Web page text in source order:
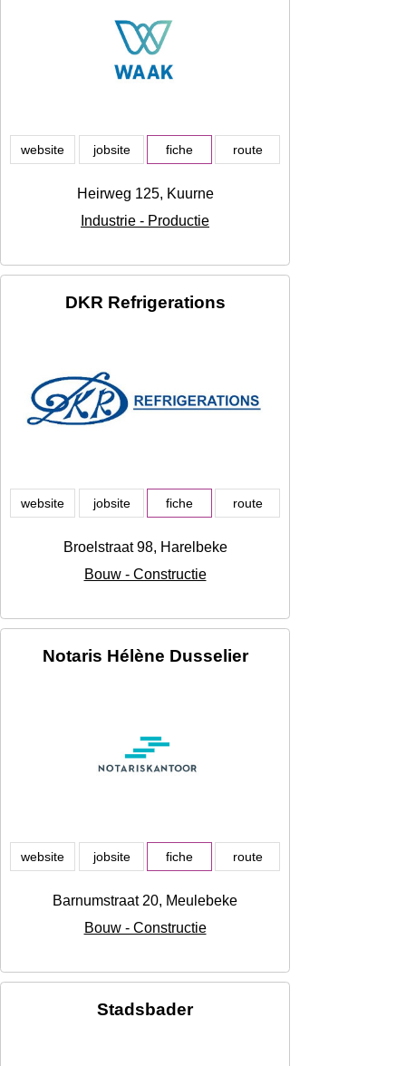
website jobsite fiche route
Heirweg 125, Kuurne
Industrie - Productie
DKR Refrigerations
website jobsite fiche route
Broelstraat 98, Harelbeke
Bouw - Constructie
Notaris Hélène Dusselier
website jobsite fiche route
Barnumstraat 20, Meulebeke
Bouw - Constructie
Stadsbader